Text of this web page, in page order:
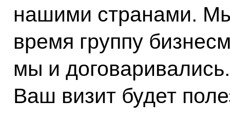
нашими странами.
время группу
мы и
Ваш визит будет